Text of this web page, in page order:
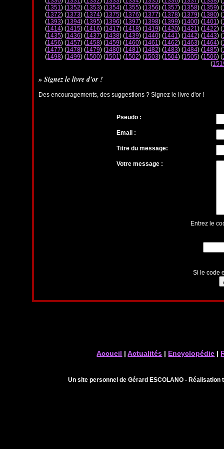
(1351) (1352) (1353) (1354) (1355) (1356) (1357) (1358) (1359) (
(1372) (1373) (1374) (1375) (1376) (1377) (1378) (1379) (1380) (
(1393) (1394) (1395) (1396) (1397) (1398) (1399) (1400) (1401) (
(1414) (1415) (1416) (1417) (1418) (1419) (1420) (1421) (1422) (
(1435) (1436) (1437) (1438) (1439) (1440) (1441) (1442) (1443) (
(1456) (1457) (1458) (1459) (1460) (1461) (1462) (1463) (1464) (
(1477) (1478) (1479) (1480) (1481) (1482) (1483) (1484) (1485) (
(1498) (1499) (1500) (1501) (1502) (1503) (1504) (1505) (1506) (
(
» Signez le livre d'or !
Des encouragements, des suggestions ? Signez le livre d'or !
Pseudo :
Email :
Titre du message:
Votre message :
Entrez le
Si le code
Accueil |Actualités | Encyclopédie |
Un site personnel de Gérard ESCOLANO -